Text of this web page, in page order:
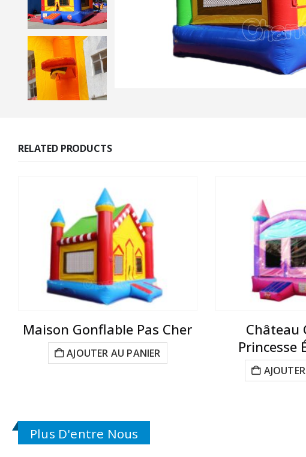
RELATED PRODUCTS
Maison Gonflable Pas Cher
AJOUTER AU PANIER
Château
Princesse
Plus D'entre Nous